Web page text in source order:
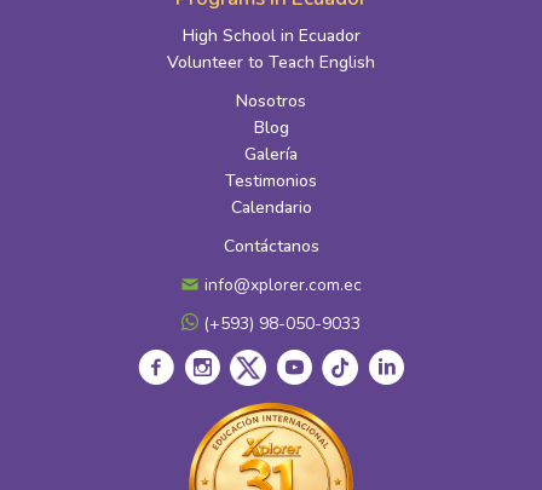
High School in Ecuador
Volunteer to Teach English
Nosotros
Blog
Galería
Testimonios
Calendario
Contáctanos
info@xplorer.com.ec
(+593) 98-050-9033